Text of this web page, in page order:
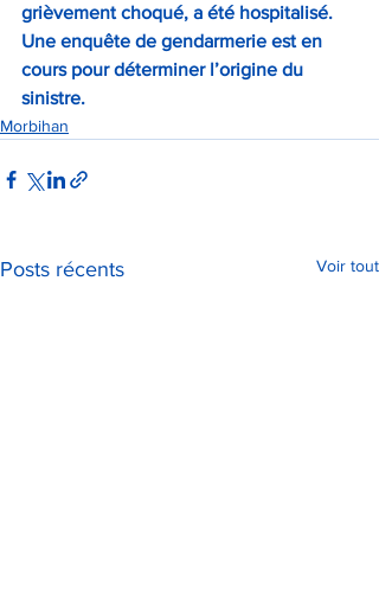
grièvement choqué, a été hospitalisé.
Une enquête de gendarmerie est en
cours pour déterminer l’origine du
sinistre.
Morbihan
Posts récents Voir tout